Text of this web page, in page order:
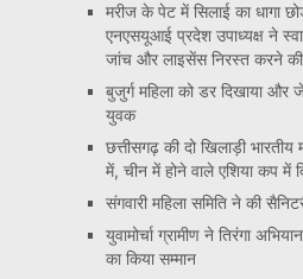
मरीज के पेट में सिलाई का धागा
एनएसयूआई प्रदेश उपाध्यक्ष ने
जांच और लाइसेंस निरस्त करने की
बुजुर्ग महिला को डर दिखाया और
युवक
छत्तीसगढ़ की दो खिलाड़ी भारतीय
में, चीन में होने वाले एशिया कप में
संगवारी महिला समिति ने की
युवामोर्चा ग्रामीण ने तिरंगा
का किया सम्मान